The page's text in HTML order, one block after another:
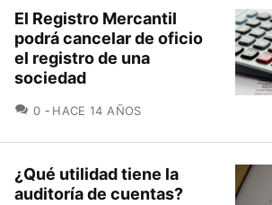
El Registro Mercantil
podrá cancelar de oficio
el registro de una
sociedad
0 COMENTARIOS
HACE 14 AÑOS
¿Qué utilidad tiene la
auditoría de cuentas?